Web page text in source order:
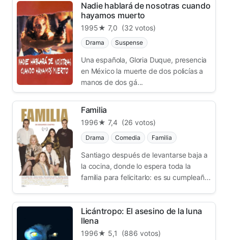
Nadie hablará de nosotras cuando
hayamos muerto
1995★ 7,0 (32 votos)
Drama Suspense
Una española, Gloria Duque, presencia
en México la muerte de dos policías a
manos de dos gá...
Familia
1996★ 7,4 (26 votos)
Drama Comedia Familia
Santiago después de levantarse baja a
la cocina, donde lo espera toda la
familia para felicitarlo: es su cumpleañ...
Licántropo: El asesino de la luna
llena
1996★ 5,1 (886 votos)